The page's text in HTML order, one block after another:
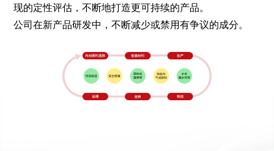
现的定性评估，不断地打造更可持续的产品。
公司在新产品研发中，不断减少或禁用有争议的成分。